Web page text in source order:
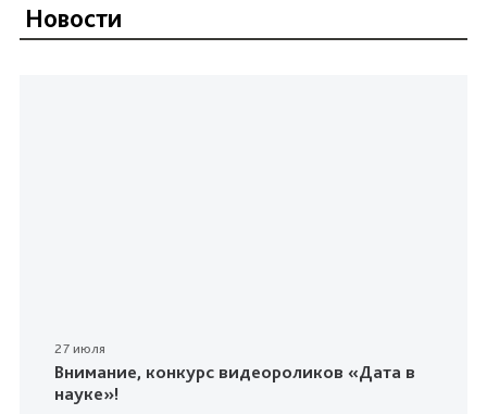
Новости
27 июля
Внимание, конкурс видеороликов «Дата в
науке»!